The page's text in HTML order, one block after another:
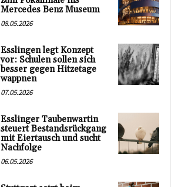
Mercedes Benz Museum
08.05.2026
Esslingen legt Konzept
vor: Schulen sollen sich
besser gegen Hitzetage
wappnen
07.05.2026
Esslinger Taubenwartin
steuert Bestandsrückgang
mit Eiertausch und sucht
Nachfolge
06.05.2026